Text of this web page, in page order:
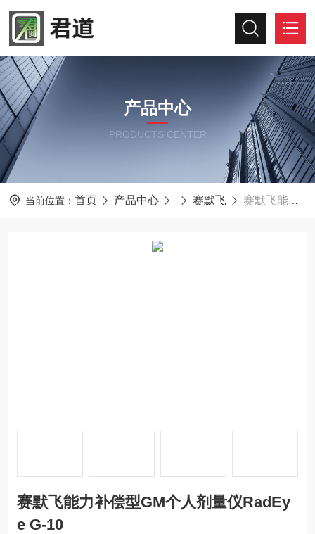
产品中心
PRODUCTS CENTER
当前位置： 首页 产品中心 赛默飞 赛默飞能力补偿型GM个人剂量仪RadEye G-10
赛默飞能力补偿型GM个人剂量仪RadEy
e G-10